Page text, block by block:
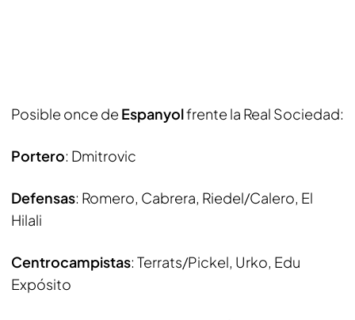
Posible once de Espanyolfrente la Real Sociedad:
Portero: Dmitrovic
Defensas: Romero, Cabrera, Riedel/Calero, El
Hilali
Centrocampistas: Terrats/Pickel, Urko, Edu
Expósito